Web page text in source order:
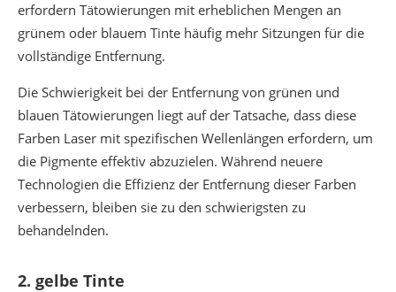
erfordern Tätowierungen mit erheblichen Mengen an
grünem oder blauem Tinte häufig mehr Sitzungen für die
vollständige Entfernung.
Die Schwierigkeit bei der Entfernung von grünen und
blauen Tätowierungen liegt auf der Tatsache, dass diese
Farben Laser mit spezifischen Wellenlängen erfordern, um
die Pigmente effektiv abzuzielen. Während neuere
Technologien die Effizienz der Entfernung dieser Farben
verbessern, bleiben sie zu den schwierigsten zu
behandelnden.
2. gelbe Tinte